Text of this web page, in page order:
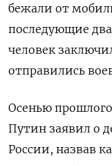
бежали от
последующие
человек
отправились
Осенью
Путин заявил о
России, назвав